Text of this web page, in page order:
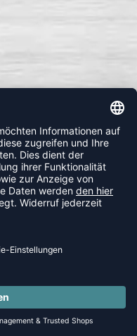
BIS ZU 65%